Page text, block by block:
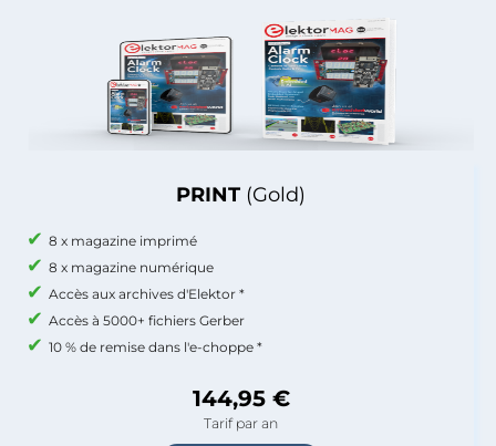
PRINT (Gold)
8 x magazine imprimé
8 x magazine numérique
Accès aux archives d'Elektor *
Accès à 5000+ fichiers Gerber
10 % de remise dans l'e-choppe *
144,95 €
Tarif par an